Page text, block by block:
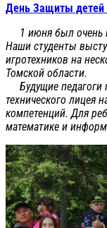
День Защиты
1 июня был очень
Наши студенты
игротехников на
Томской области.
Будущие педагоги
технического лицея
компетенций. Для
математике и